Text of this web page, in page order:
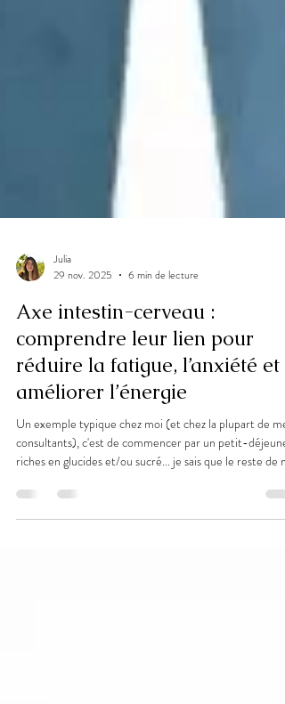
Julia
29 nov. 2025
6 min de lecture
Axe intestin-cerveau :
comprendre leur lien pour
réduire la fatigue, l’anxiété et
améliorer l’énergie
Un exemple typique chez moi (et chez la plupart de mes
consultants), c'est de commencer par un petit-déjeuner